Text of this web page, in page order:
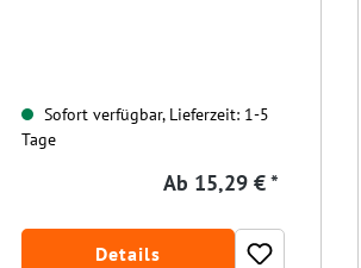
Sofort verfügbar, Lieferzeit: 1-5
Tage
Ab 15,29 € *
Details